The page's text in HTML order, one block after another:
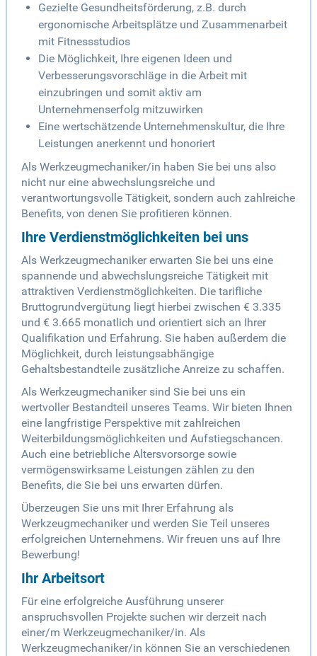
Gezielte Gesundheitsförderung, z.B. durch
ergonomische Arbeitsplätze und Zusammenarbeit
mit Fitnessstudios
Die Möglichkeit, Ihre eigenen Ideen und
Verbesserungsvorschläge in die Arbeit mit
einzubringen und somit aktiv am
Unternehmenserfolg mitzuwirken
Eine wertschätzende Unternehmenskultur, die Ihre
Leistungen anerkennt und honoriert
Als Werkzeugmechaniker/in haben Sie bei uns also
nicht nur eine abwechslungsreiche und
verantwortungsvolle Tätigkeit, sondern auch zahlreiche
Benefits, von denen Sie profitieren können.
Ihre Verdienstmöglichkeiten bei uns
Als Werkzeugmechaniker erwarten Sie bei uns eine
spannende und abwechslungsreiche Tätigkeit mit
attraktiven Verdienstmöglichkeiten. Die tarifliche
Bruttogrundvergütung liegt hierbei zwischen € 3.335
und € 3.665 monatlich und orientiert sich an Ihrer
Qualifikation und Erfahrung. Sie haben außerdem die
Möglichkeit, durch leistungsabhängige
Gehaltsbestandteile zusätzliche Anreize zu schaffen.
Als Werkzeugmechaniker sind Sie bei uns ein
wertvoller Bestandteil unseres Teams. Wir bieten Ihnen
eine langfristige Perspektive mit zahlreichen
Weiterbildungsmöglichkeiten und Aufstiegschancen.
Auch eine betriebliche Altersvorsorge sowie
vermögenswirksame Leistungen zählen zu den
Benefits, die Sie bei uns erwarten dürfen.
Überzeugen Sie uns mit Ihrer Erfahrung als
Werkzeugmechaniker und werden Sie Teil unseres
erfolgreichen Unternehmens. Wir freuen uns auf Ihre
Bewerbung!
Ihr Arbeitsort
Für eine erfolgreiche Ausführung unserer
anspruchsvollen Projekte suchen wir derzeit nach
einer/m Werkzeugmechaniker/in. Als
Werkzeugmechaniker/in können Sie an verschiedenen